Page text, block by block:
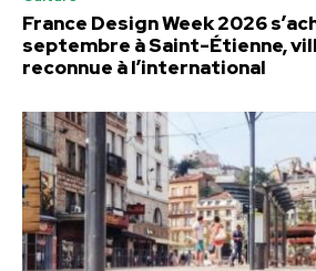
France Design Week 2026
septembre à Saint-Étienne,
reconnue à l’international